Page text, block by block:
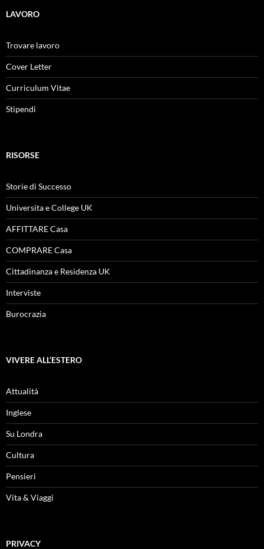
LAVORO
Trovare lavoro
Cover Letter
Curriculum Vitae
Stipendi
RISORSE
Storie di Successo
Universita e College UK
AFFITTARE Casa
COMPRARE Casa
Cittadinanza e Residenza UK
Interviste
Burocrazia
VIVERE ALL’ESTERO
Attualità
Inglese
Su Londra
Cultura
Pensieri
Vita & Viaggi
PRIVACY